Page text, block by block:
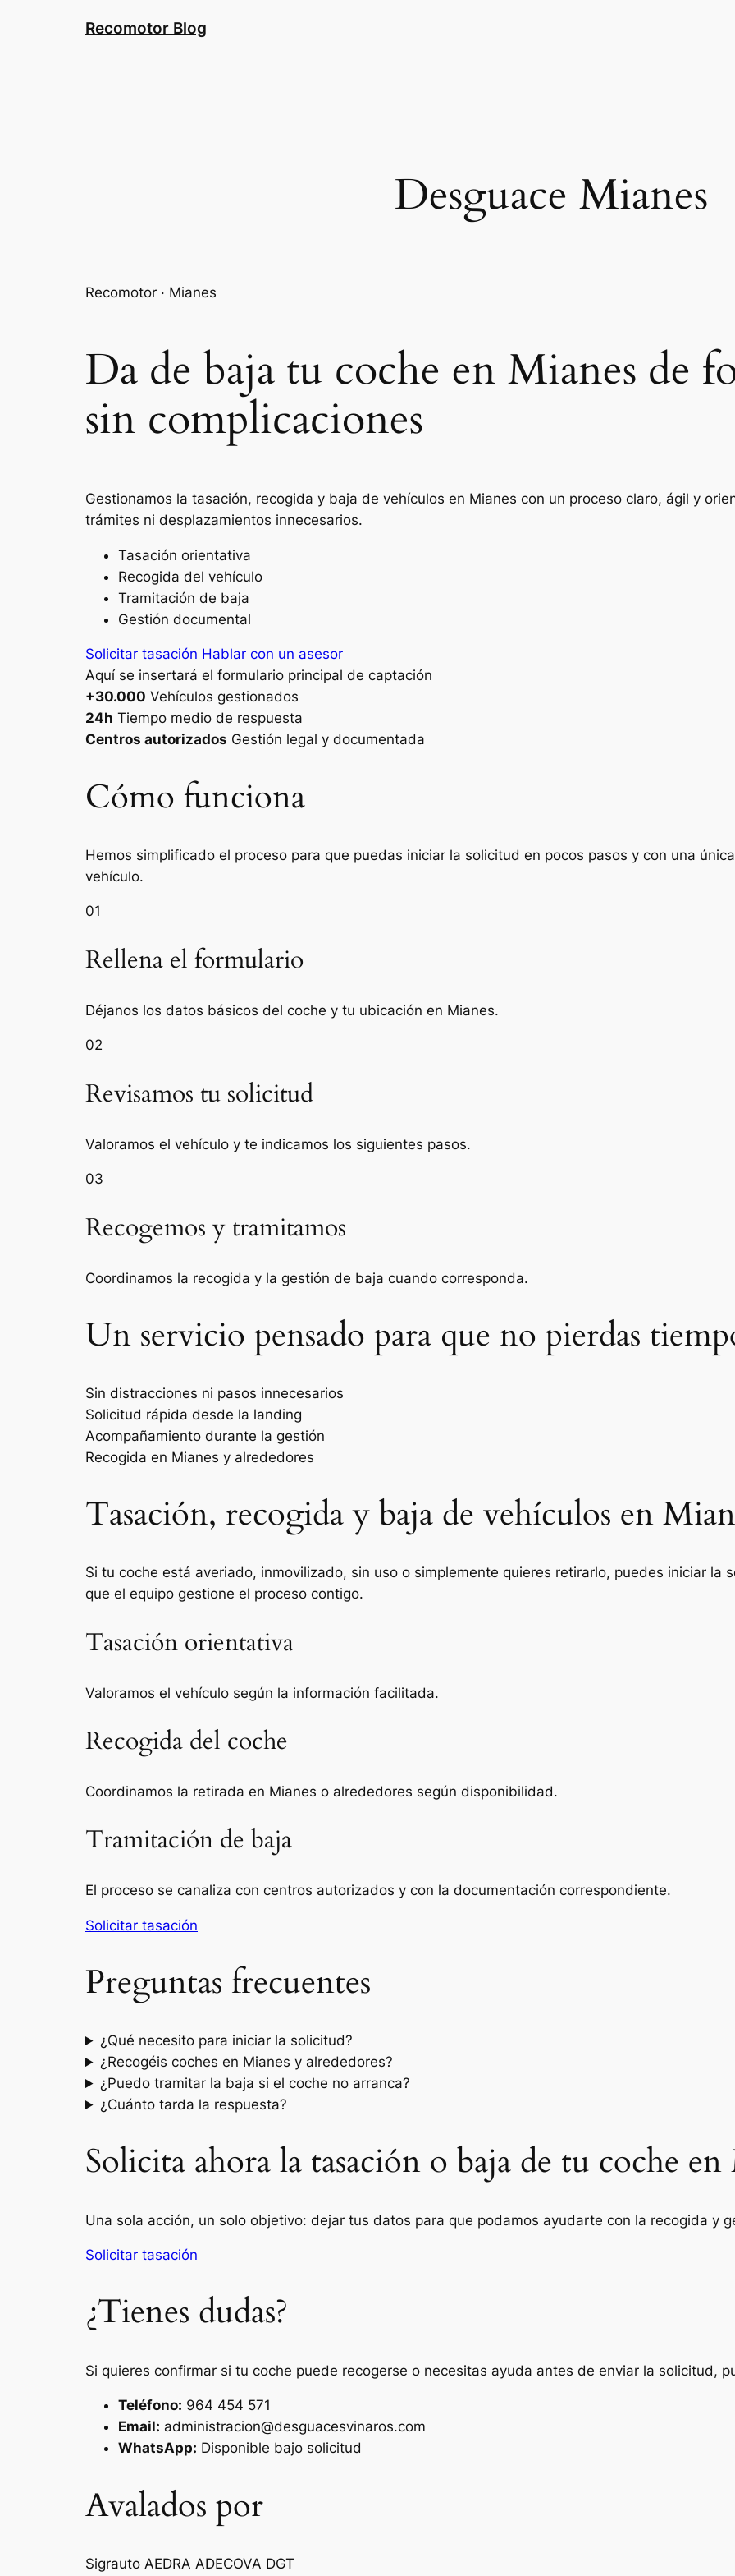
Recomotor Blog
Desguace Mianes
Recomotor · Mianes
Da de baja tu coche en Mianes de
sin complicaciones
Gestionamos la tasación, recogida y baja de vehículos en Mianes con un proceso claro, ágil y
trámites ni desplazamientos innecesarios.
Tasación orientativa
Recogida del vehículo
Tramitación de baja
Gestión documental
Solicitar tasación Hablar con un asesor
Aquí se insertará el formulario principal de captación
+30.000 Vehículos gestionados
24h Tiempo medio de respuesta
Centros autorizados Gestión legal y documentada
Cómo funciona
Hemos simplificado el proceso para que puedas iniciar la solicitud en pocos pasos y con una
vehículo.
01
Rellena el formulario
Déjanos los datos básicos del coche y tu ubicación en Mianes.
02
Revisamos tu solicitud
Valoramos el vehículo y te indicamos los siguientes pasos.
03
Recogemos y tramitamos
Coordinamos la recogida y la gestión de baja cuando corresponda.
Un servicio pensado para que no pierdas
Sin distracciones ni pasos innecesarios
Solicitud rápida desde la landing
Acompañamiento durante la gestión
Recogida en Mianes y alrededores
Tasación, recogida y baja de vehículos en
Si tu coche está averiado, inmovilizado, sin uso o simplemente quieres retirarlo, puedes iniciar la
que el equipo gestione el proceso contigo.
Tasación orientativa
Valoramos el vehículo según la información facilitada.
Recogida del coche
Coordinamos la retirada en Mianes o alrededores según disponibilidad.
Tramitación de baja
El proceso se canaliza con centros autorizados y con la documentación correspondiente.
Solicitar tasación
Preguntas frecuentes
¿Qué necesito para iniciar la solicitud?
¿Recogéis coches en Mianes y alrededores?
¿Puedo tramitar la baja si el coche no arranca?
¿Cuánto tarda la respuesta?
Solicita ahora la tasación o baja de tu coche en
Una sola acción, un solo objetivo: dejar tus datos para que podamos ayudarte con la recogida y
Solicitar tasación
¿Tienes dudas?
Si quieres confirmar si tu coche puede recogerse o necesitas ayuda antes de enviar la solicitud,
Teléfono: 964 454 571
Email: administracion@desguacesvinaros.com
WhatsApp: Disponible bajo solicitud
Avalados por
Sigrauto AEDRA ADECOVA DGT